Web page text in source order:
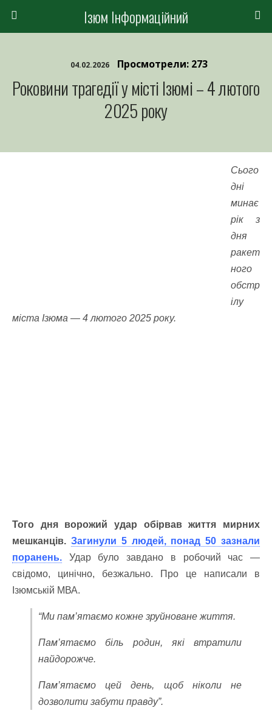
Ізюм Інформаційний
04.02.2026 Просмотрели: 273
Роковини трагедії у місті Ізюмі – 4 лютого
2025 року
Сього
дні
минає
рік з
дня
ракет
ного
обстр
ілу
міста Ізюма — 4 лютого 2025 року.
Того дня ворожий удар обірвав життя мирних
мешканців. Загинули 5 людей, понад 50 зазнали
поранень. Удар було завдано в робочий час —
свідомо, цинічно, безжально. Про це написали в
Ізюмській МВА.
“Ми пам’ятаємо кожне зруйноване життя.
Пам’ятаємо біль родин, які втратили
найдорожче.
Пам’ятаємо цей день, щоб ніколи не
дозволити забути правду”.